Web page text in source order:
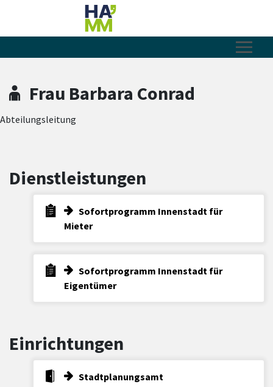
Zum Header
Zum Hauptinhalt
Zum Footer
Zum Hauptinhalt springen
Frau Barbara Conrad
Abteilungsleitung
Dienstleistungen
Sofortprogramm Innenstadt für
Mieter
Sofortprogramm Innenstadt für
Eigentümer
Einrichtungen
Stadtplanungsamt